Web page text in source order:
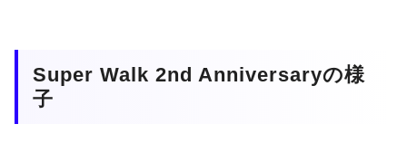
Super Walk 2nd Anniversaryの様
子